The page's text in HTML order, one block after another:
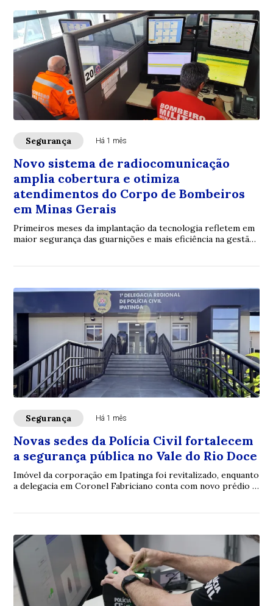
Segurança Há 1 mês
Novo sistema de radiocomunicação
amplia cobertura e otimiza
atendimentos do Corpo de Bombeiros
em Minas Gerais
Primeiros meses da implantação da tecnologia refletem em
maior segurança das guarnições e mais eficiência na gestão
Segurança Há 1 mês
Novas sedes da Polícia Civil fortalecem
a segurança pública no Vale do Rio Doce
Imóvel da corporação em Ipatinga foi revitalizado, enquanto
a delegacia em Coronel Fabriciano conta com novo prédio e